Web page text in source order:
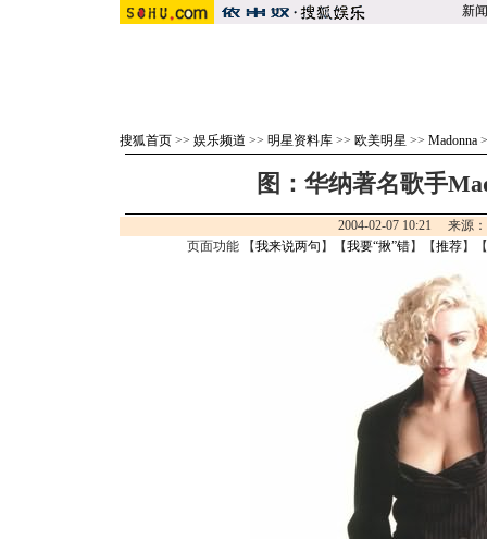
新闻
搜狐首页 >> 娱乐频道 >> 明星资料库 >> 欧美明星 >> Madonna
图：华纳著名歌手
2004-02-07 10:21 来源
页面功能 【我来说两句 】【我要“揪”错】【推荐】